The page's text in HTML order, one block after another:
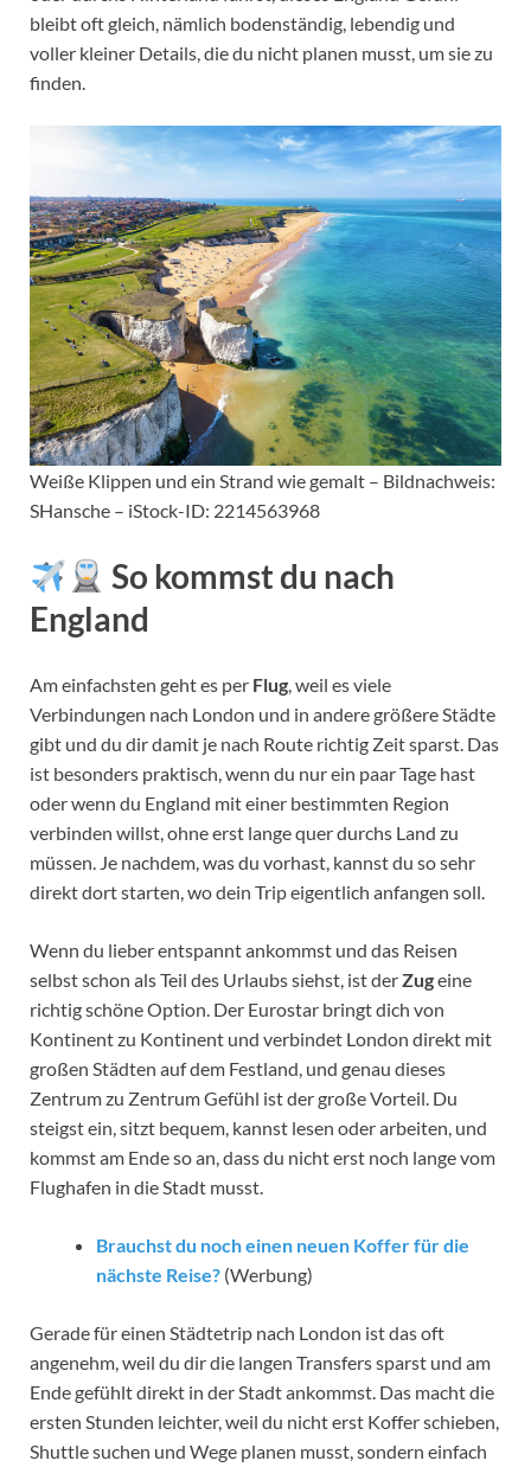
bleibt oft gleich, nämlich bodenständig, lebendig und
voller kleiner Details, die du nicht planen musst, um sie zu
finden.
Weiße Klippen und ein Strand wie gemalt – Bildnachweis:
SHansche – iStock-ID: 2214563968
So kommst du nach
England
Am einfachsten geht es per Flug, weil es viele
Verbindungen nach London und in andere größere Städte
gibt und du dir damit je nach Route richtig Zeit sparst. Das
ist besonders praktisch, wenn du nur ein paar Tage hast
oder wenn du England mit einer bestimmten Region
verbinden willst, ohne erst lange quer durchs Land zu
müssen. Je nachdem, was du vorhast, kannst du so sehr
direkt dort starten, wo dein Trip eigentlich anfangen soll.
Wenn du lieber entspannt ankommst und das Reisen
selbst schon als Teil des Urlaubs siehst, ist derZugeine
richtig schöne Option. Der Eurostar bringt dich von
Kontinent zu Kontinent und verbindet London direkt mit
großen Städten auf dem Festland, und genau dieses
Zentrum zu Zentrum Gefühl ist der große Vorteil. Du
steigst ein, sitzt bequem, kannst lesen oder arbeiten, und
kommst am Ende so an, dass du nicht erst noch lange vom
Flughafen in die Stadt musst.
Brauchst du noch einen neuen Koffer für die
nächste Reise? (Werbung)
Gerade für einen Städtetrip nach London ist das oft
angenehm, weil du dir die langen Transfers sparst und am
Ende gefühlt direkt in der Stadt ankommst. Das macht die
ersten Stunden leichter, weil du nicht erst Koffer schieben,
Shuttle suchen und Wege planen musst, sondern einfach